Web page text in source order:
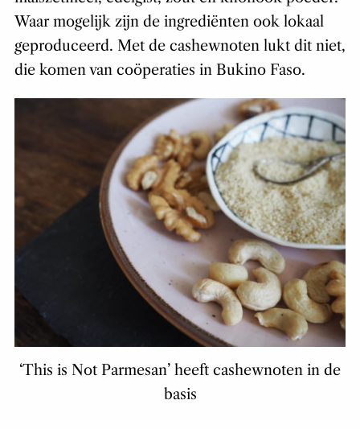
Waar mogelijk zijn de ingrediënten ook lokaal
geproduceerd. Met de cashewnoten lukt dit niet,
die komen van coöperaties in Bukino Faso.
‘This is Not Parmesan’ heeft cashewnoten in de
basis